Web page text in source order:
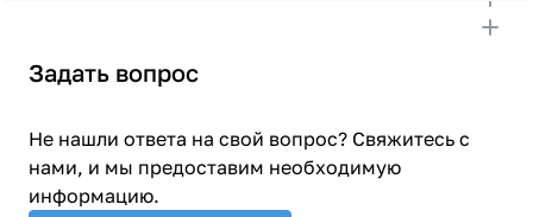
Задать вопрос
Не нашли ответа на свой вопрос? Свяжитесь с
нами, и мы предоставим необходимую
информацию.